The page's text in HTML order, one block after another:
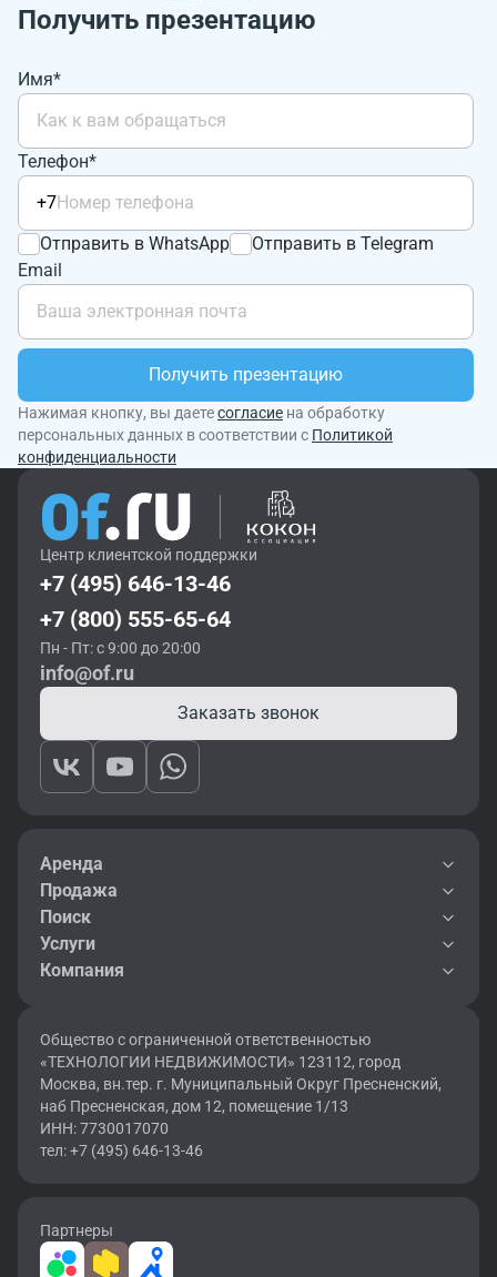
Получить презентацию
Имя*
Телефон*
+7
Отправить в WhatsApp
Отправить в Telegram
Email
Получить презентацию
Нажимая кнопку, вы даетесогласие на обработку
персональных данных в соответствии с Политикой
конфиденциальности
Центр клиентской поддержки
+7 (495) 646-13-46
+7 (800) 555-65-64
Пн - Пт: с 9:00 до 20:00
info@of.ru
Заказать звонок
Аренда
Продажа
Поиск
Услуги
Компания
Общество с ограниченной ответственностью
«ТЕХНОЛОГИИ НЕДВИЖИМОСТИ» 123112, город
Москва, вн.тер. г. Муниципальный Округ Пресненский,
наб Пресненская, дом 12, помещение 1/13
ИНН: 7730017070
тел: +7 (495) 646-13-46
Партнеры